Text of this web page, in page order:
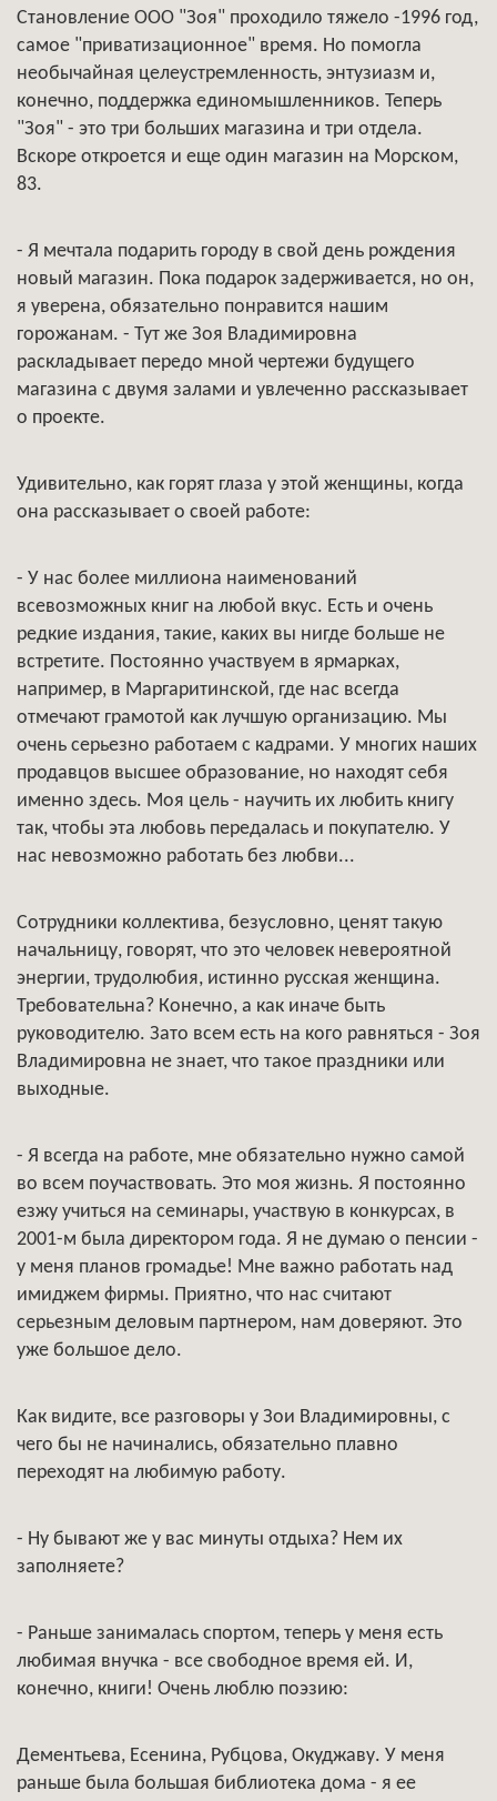
Становление ООО "Зоя" проходило тяжело -1996 год,
самое "приватизационное" время. Но помогла
необычайная целеустремленность, энтузиазм и,
конечно, поддержка единомышленников. Теперь
"Зоя" - это три больших магазина и три отдела.
Вскоре откроется и еще один магазин на Морском,
83.
- Я мечтала подарить городу в свой день рождения
новый магазин. Пока подарок задерживается, но он,
я уверена, обязательно понравится нашим
горожанам. - Тут же Зоя Владимировна
раскладывает передо мной чертежи будущего
магазина с двумя залами и увлеченно рассказывает
о проекте.
Удивительно, как горят глаза у этой женщины, когда
она рассказывает о своей работе:
- У нас более миллиона наименований
всевозможных книг на любой вкус. Есть и очень
редкие издания, такие, каких вы нигде больше не
встретите. Постоянно участвуем в ярмарках,
например, в Маргаритинской, где нас всегда
отмечают грамотой как лучшую организацию. Мы
очень серьезно работаем с кадрами. У многих наших
продавцов высшее образование, но находят себя
именно здесь. Моя цель - научить их любить книгу
так, чтобы эта любовь передалась и покупателю. У
нас невозможно работать без любви...
Сотрудники коллектива, безусловно, ценят такую
начальницу, говорят, что это человек невероятной
энергии, трудолюбия, истинно русская женщина.
Требовательна? Конечно, а как иначе быть
руководителю. Зато всем есть на кого равняться - Зоя
Владимировна не знает, что такое праздники или
выходные.
- Я всегда на работе, мне обязательно нужно самой
во всем поучаствовать. Это моя жизнь. Я постоянно
езжу учиться на семинары, участвую в конкурсах, в
2001-м была директором года. Я не думаю о пенсии -
у меня планов громадье! Мне важно работать над
имиджем фирмы. Приятно, что нас считают
серьезным деловым партнером, нам доверяют. Это
уже большое дело.
Как видите, все разговоры у Зои Владимировны, с
чего бы не начинались, обязательно плавно
переходят на любимую работу.
- Ну бывают же у вас минуты отдыха? Нем их
заполняете?
- Раньше занималась спортом, теперь у меня есть
любимая внучка - все свободное время ей. И,
конечно, книги! Очень люблю поэзию:
Дементьева, Есенина, Рубцова, Окуджаву. У меня
раньше была большая библиотека дома - я ее